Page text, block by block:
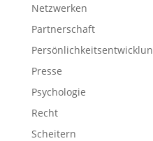
Netzwerken
Partnerschaft
Presse
Psychologie
Recht
Scheitern